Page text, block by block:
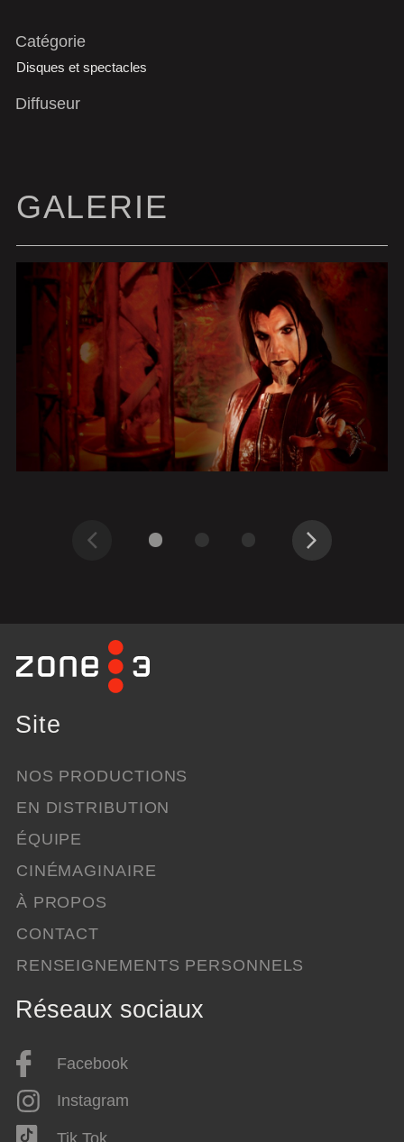
Catégorie
Disques et spectacles
Diffuseur
GALERIE
Précédent Suivant
Site
NOS PRODUCTIONS
EN DISTRIBUTION
ÉQUIPE
CINÉMAGINAIRE
À PROPOS
CONTACT
RENSEIGNEMENTS PERSONNELS
Réseaux sociaux
Facebook
Instagram
Tik Tok